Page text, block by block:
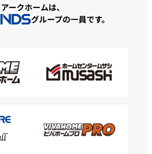
アークホームは、
グループの一員です。